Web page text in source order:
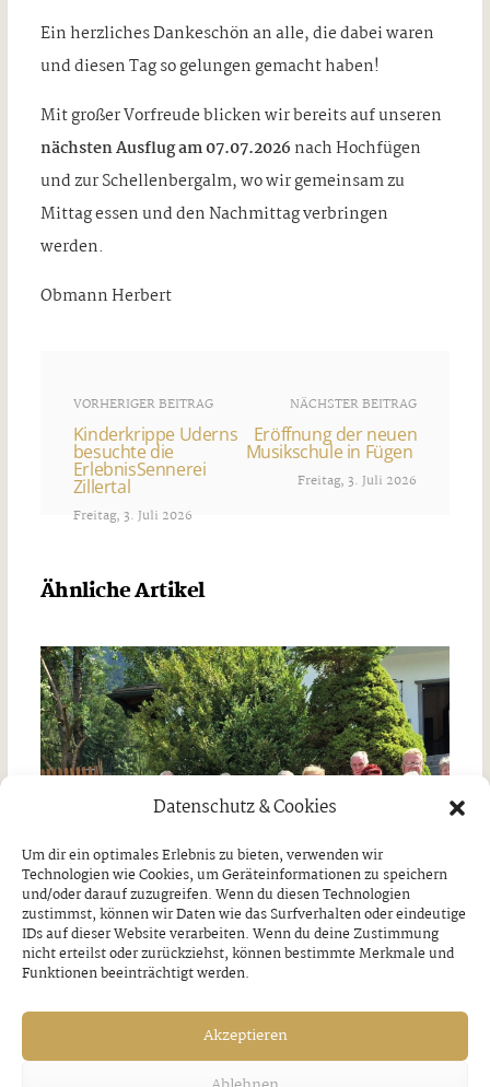
Datenschutz & Cookies
Um dir ein optimales Erlebnis zu bieten, verwenden wir
Technologien wie Cookies, um Geräteinformationen zu speichern
und/oder darauf zuzugreifen. Wenn du diesen Technologien
zustimmst, können wir Daten wie das Surfverhalten oder eindeutige
IDs auf dieser Website verarbeiten. Wenn du deine Zustimmung
nicht erteilst oder zurückziehst, können bestimmte Merkmale und
Funktionen beeinträchtigt werden.
Akzeptieren
Ein herzliches Dankeschön an alle, die dabei waren
und diesen Tag so gelungen gemacht haben!
Mit großer Vorfreude blicken wir bereits auf unseren
nächsten Ausflug am 07.07.2026 nach Hochfügen
und zur Schellenbergalm, wo wir gemeinsam zu
Mittag essen und den Nachmittag verbringen
werden.
Obmann Herbert
VORHERIGER BEITRAG
Kinderkrippe Uderns
besuchte die
ErlebnisSennerei
Zillertal
Freitag, 3. Juli 2026
NÄCHSTER BEITRAG
Eröffnung der neuen
Musikschule in Fügen
Freitag, 3. Juli 2026
Ähnliche Artikel
Tagesausflug nach Wasserburg am Inn
￼